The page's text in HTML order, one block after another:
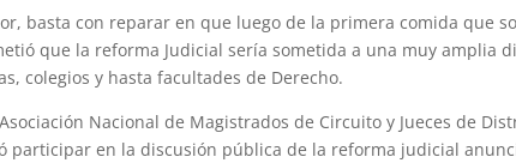
basta con reparar en que luego de la primera comida que
que la reforma Judicial sería sometida a una muy amplia
colegios y hasta facultades de Derecho.
Nacional de Magistrados de Circuito y Jueces de
participar en la discusión pública de la reforma judicial